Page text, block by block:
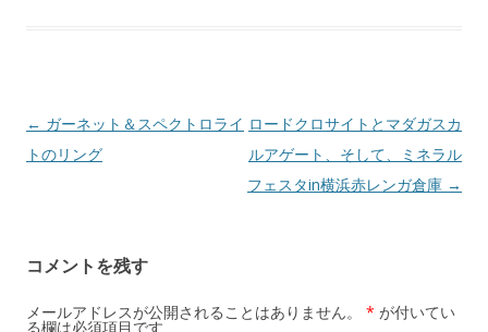
投
稿
ー
シ
← ガーネット＆スペクトロライ
トのリング
ロードクロサイトとマダガスカ
ルアゲート、そして、ミネラル
フェスタin横浜赤レンガ倉庫 →
コメントを残す
メールアドレスが公開されることはありません。 * が付いてい
る欄は必須項目です